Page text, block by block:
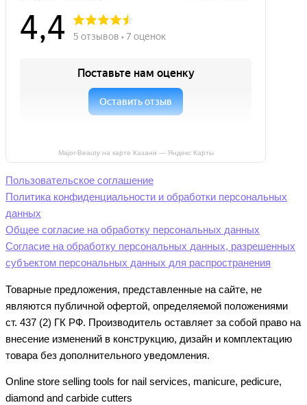
Major-Beauty на карте Казани — Яндекс Карты
Пользовательское соглашение
Политика конфиденциальности и обработки персональных
данных
Общее согласие на обработку персональных данных
Согласие на обработку персональных данных, разрешенных
субъектом персональных данных для распространения
Товарные предложения, представленные на сайте, не
являются публичной офертой, определяемой положениями
ст. 437 (2) ГК РФ. Производитель оставляет за собой право на
внесение изменений в конструкцию, дизайн и комплектацию
товара без дополнительного уведомления.
Online store selling tools for nail services, manicure, pedicure,
diamond and carbide cutters